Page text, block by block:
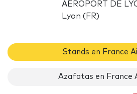
AÉROPORT DE
Lyon (FR)
Stands en France
Azafatas en France